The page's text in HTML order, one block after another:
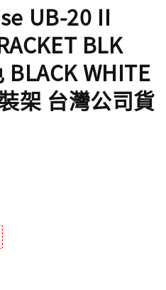
UB-20 II
BLK
WHITE
架 台灣公司貨